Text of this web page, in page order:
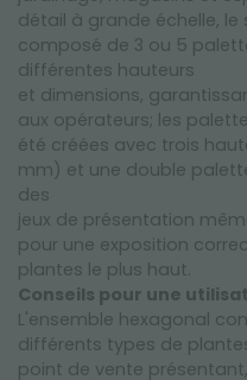
détail à grande échelle,
composé de 3 ou 5
différentes hauteurs
et dimensions,
aux opérateurs; les
été créées avec trois
mm) et une double
des
jeux de présentation
pour une exposition
plantes le plus haut.
Conseils pour une
L'ensemble hexagonal
différents types de
point de vente